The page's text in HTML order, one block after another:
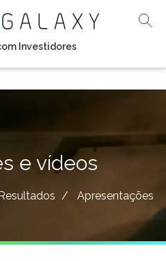
Investidores
e vídeos
/
Apresentações